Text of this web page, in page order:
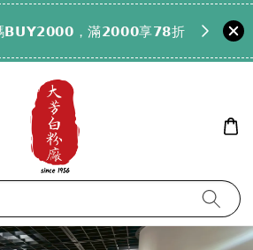
𝗕𝗨𝗬𝟮𝟬𝟬𝟬，滿𝟮𝟬𝟬𝟬享𝟳𝟴折